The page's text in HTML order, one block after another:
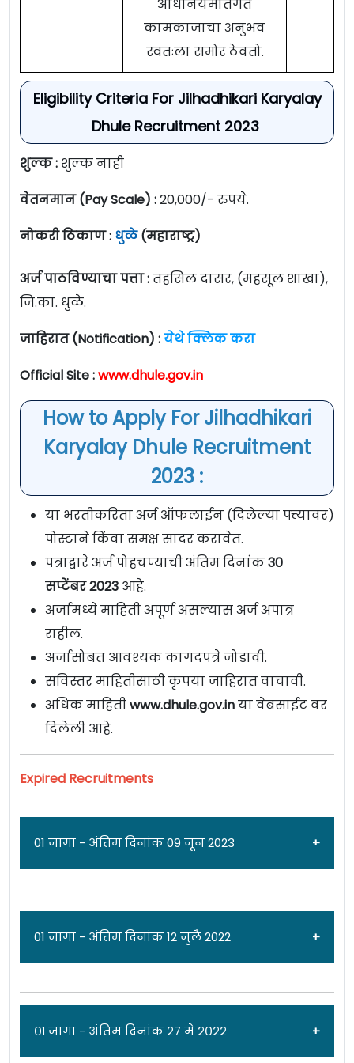
अधिनियमांतर्गत
कामकाजाचा अनुभव
स्वतःला समोर ठेवतो.
Eligibility Criteria For Jilhadhikari Karyalay
Dhule Recruitment 2023
शुल्क : शुल्क नाही
वेतनमान (Pay Scale) :20,000/- रुपये.
नोकरी ठिकाण : धुळे(महाराष्ट्र)
अर्ज पाठविण्याचा पत्ता :तहसिल दासर, (महसूल शाखा),
जि.का. धुळे.
जाहिरात (Notification) :येथे क्लिक करा
Official Site :www.dhule.gov.in
How to Apply For Jilhadhikari
Karyalay Dhule Recruitment
2023 :
या भरतीकरिता अर्ज ऑफलाईन (दिलेल्या पत्त्यावर)
पोस्टाने किंवा समक्ष सादर करावेत.
पत्राद्वारे अर्ज पोहचण्याची अंतिम दिनांक30
सप्टेंबर 2023 आहे.
अर्जामध्ये माहिती अपूर्ण असल्यास अर्ज अपात्र
राहील.
अर्जासोबत आवश्यक कागदपत्रे जोडावी.
सविस्तर माहितीसाठी कृपया जाहिरात वाचावी.
अधिक माहितीwww.dhule.gov.inया वेबसाईट वर
दिलेली आहे.
Expired Recruitments
01 जागा - अंतिम दिनांक 09 जून 2023
जाहिरात दिनांक: 05/06/23
धुळे येथे जिल्हा सेतू समन्वयक पदांची 01 जागेसाठी पात्र
उमेदवारांकडून अर्ज मागवण्यात येत असून
01 जागा - अंतिम दिनांक 12 जुलै 2022
जाहिरात दिनांक: ०५/०७/२२
०१ जागा - अंतिम दिनांक २७ मे २०२२